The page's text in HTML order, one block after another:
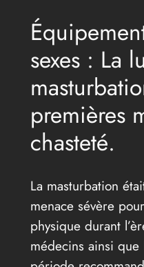
sexes : La
premières
chasteté.
La masturbation
menace sévère
physique durant
médecins ainsi